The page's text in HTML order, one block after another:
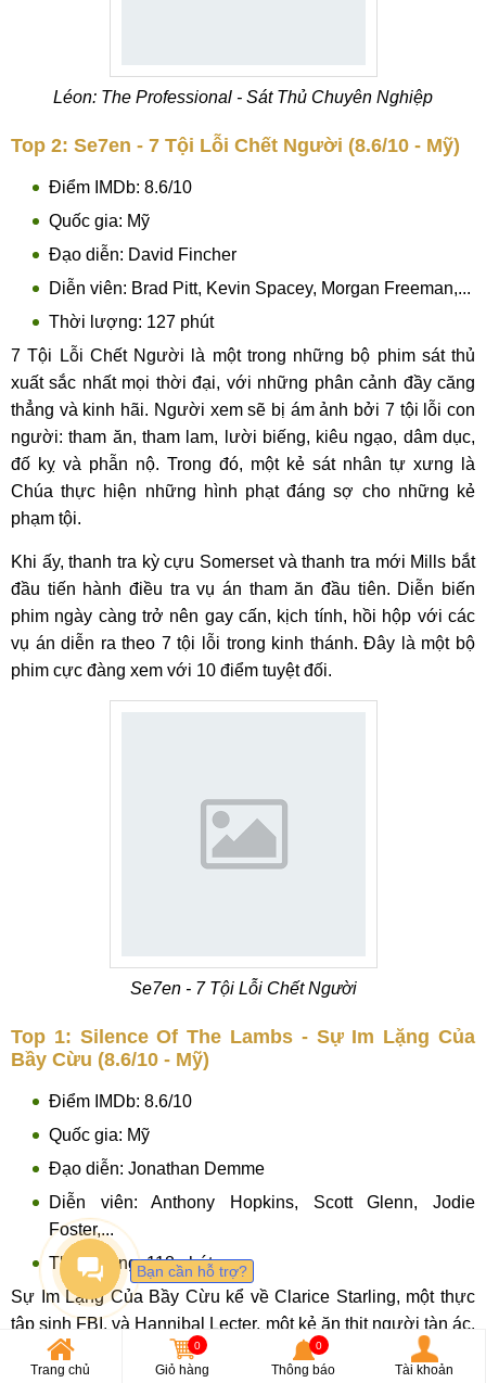
Léon: The Professional - Sát Thủ Chuyên Nghiệp
Top 2: Se7en - 7 Tội Lỗi Chết Người (8.6/10 - Mỹ)
Điểm IMDb: 8.6/10
Quốc gia: Mỹ
Đạo diễn: David Fincher
Diễn viên: Brad Pitt, Kevin Spacey, Morgan Freeman,...
Thời lượng: 127 phút
7 Tội Lỗi Chết Người là một trong những bộ phim sát thủ
xuất sắc nhất mọi thời đại, với những phân cảnh đầy căng
thẳng và kinh hãi. Người xem sẽ bị ám ảnh bởi 7 tội lỗi con
người: tham ăn, tham lam, lười biếng, kiêu ngạo, dâm dục,
đố kỵ và phẫn nộ. Trong đó, một kẻ sát nhân tự xưng là
Chúa thực hiện những hình phạt đáng sợ cho những kẻ
phạm tội.
Khi ấy, thanh tra kỳ cựu Somerset và thanh tra mới Mills bắt
đầu tiến hành điều tra vụ án tham ăn đầu tiên. Diễn biến
phim ngày càng trở nên gay cấn, kịch tính, hồi hộp với các
vụ án diễn ra theo 7 tội lỗi trong kinh thánh. Đây là một bộ
phim cực đàng xem với 10 điểm tuyệt đối.
Se7en - 7 Tội Lỗi Chết Người
Top 1: Silence Of The Lambs - Sự Im Lặng Của
Bầy Cừu (8.6/10 - Mỹ)
Điểm IMDb: 8.6/10
Quốc gia: Mỹ
Đạo diễn: Jonathan Demme
Diễn viên: Anthony Hopkins, Scott Glenn, Jodie
Foster,...
Thời lượng: 118 phút
Sự Im Lặng Của Bầy Cừu kể về Clarice Starling, một thực
tập sinh FBI, và Hannibal Lecter, một kẻ ăn thịt người tàn ác.
Clarice tới gặp Hannibal trong phòng giam với hy vọng hắn
sẽ hợp tác để bắt tên sát nhân Buffalo Bill, người đã bắt cóc
Trang chủ
0
Giỏ hàng
0
Thông báo Tài khoản
Bạn cần hỗ trợ?